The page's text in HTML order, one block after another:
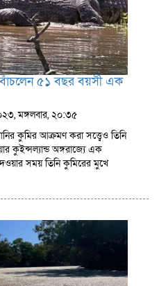
৫১ বছর বয়সী এক
মঙ্গলবার, ২০:৩৫
কুমির আক্রমণ করা সত্ত্বেও তিনি
কুইন্সল্যান্ড অঙ্গরাজ্যে এক
সময় তিনি কুমিরের মুখে